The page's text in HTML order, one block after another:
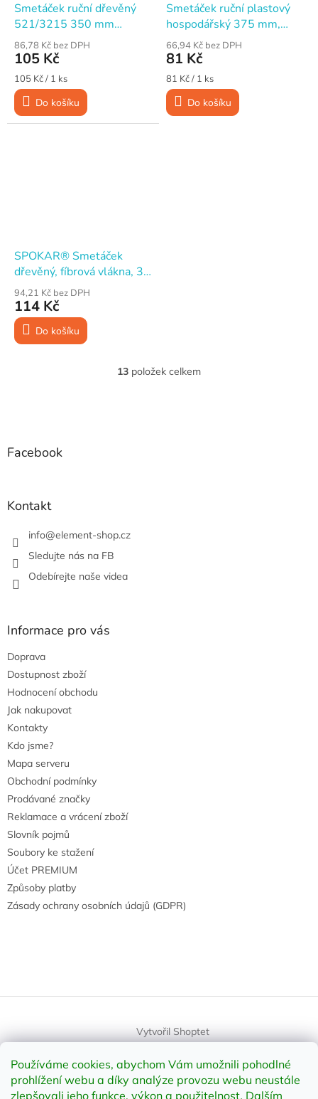
Používáme cookies, abychom Vám umožnili pohodlné
prohlížení webu a díky analýze provozu webu neustále
zlepšovali jeho funkce, výkon a použitelnost. Dalším
Smetáček ruční dřevěný
521/3215 350 mm
nelakovaný, vlákno směs
86,78 Kč bez DPH
105 Kč
Měrná
cena:
105 Kč / 1 ks
Do košíku
Smetáček ruční plastový
hospodářský 375 mm,
vlákno plast
66,94 Kč bez DPH
81 Kč
Měrná
cena:
81 Kč / 1 ks
Do košíku
SPOKAR® Smetáček
dřevěný, fíbrová vlákna, 35
cm
94,21 Kč bez DPH
114 Kč
Do košíku
O
13 položek celkem
Facebook
Kontakt
info@element-shop.cz
Sledujte nás na FB
Odebírejte naše videa
Informace pro vás
Doprava
Dostupnost zboží
Hodnocení obchodu
Jak nakupovat
Kontakty
Kdo jsme?
Mapa serveru
Obchodní podmínky
Prodávané značky
Reklamace a vrácení zboží
Slovník pojmů
Soubory ke stažení
Účet PREMIUM
Způsoby platby
Zásady ochrany osobních údajů (GDPR)
Vytvořil Shoptet
Copyright 2026 element-shop.cz
. Všechna práva vyhrazena.
Upravit nastavení cookies